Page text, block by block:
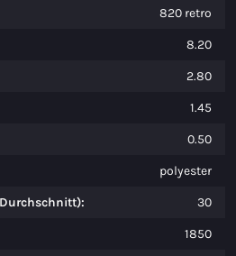
820 retro
8.20
2.80
1.45
0.50
polyester
30
1850